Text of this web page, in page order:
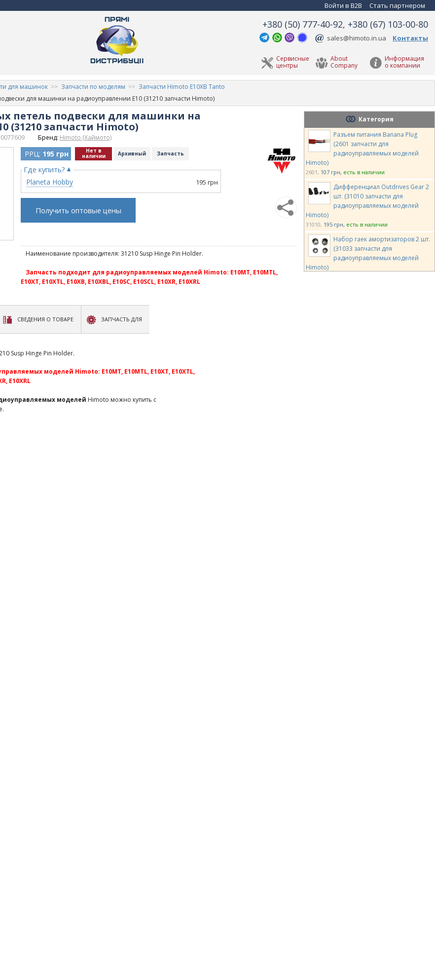
Войти в B2B Стать партнером
+380 (50) 777-40-92, +380 (67) 103-00-80
sales@himoto.in.ua Контакты
Информация
о компании
About
Company
Сервисные
центры
для машинок Запчасти по моделям
Запчасти Himoto E10XB Tanto
для машинки на радиоуправлении E10 (31210 запчасти Himoto)
петель подвески для машинки на
(31210 запчасти Himoto)
Бренд: Himoto (Хаймото)
РРЦ: 195 грн Нет в
наличии Архивный Запчасть
Где купить?
Planeta Hobby 195 грн
Получить оптовые цены
Наименование производителя: 31210 Susp Hinge Pin Holder.
Запчасть подходит для радиоуправляемых моделей Himoto: E10MT, E10MTL,
E10XT, E10XTL, E10XB, E10XBL, E10SC, E10SCL, E10XR, E10XRL
Категория
Разъем питания Banana Plug
(2601 запчасти для
радиоуправляемых моделей
Himoto)
2601 107 грн есть в наличии
Дифференциал Outdrives Gear 2
шт. (31010 запчасти для
радиоуправляемых моделей
Himoto)
31010 195 грн есть в наличии
Набор гаек амортизаторов 2 шт.
(31033 запчасти для
радиоуправляемых моделей
Himoto)
СВЕДЕНИЯ О ТОВАРЕ ЗАПЧАСТЬ ДЛЯ
Susp Hinge Pin Holder.
моделей Himoto: E10MT, E10MTL, E10XT, E10XTL,
E10XRL
моделей Himoto можно купить с